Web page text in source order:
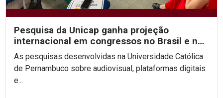
Pesquisa da Unicap ganha projeção
internacional em congressos no Brasil e no
México
As pesquisas desenvolvidas na Universidade Católica
de Pernambuco sobre audiovisual, plataformas digitais
e...